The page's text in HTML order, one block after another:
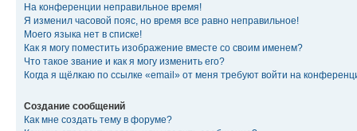
На конференции неправильное время!
Я изменил часовой пояс, но время все равно неправильное!
Моего языка нет в списке!
Как я могу поместить изображение вместе со своим именем?
Что такое звание и как я могу изменить его?
Когда я щёлкаю по ссылке «email» от меня требуют войти на
Создание сообщений
Как мне создать тему в форуме?